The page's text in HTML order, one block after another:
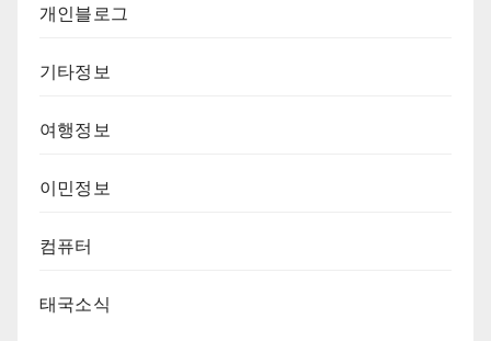
개인블로그
기타정보
여행정보
이민정보
컴퓨터
태국소식